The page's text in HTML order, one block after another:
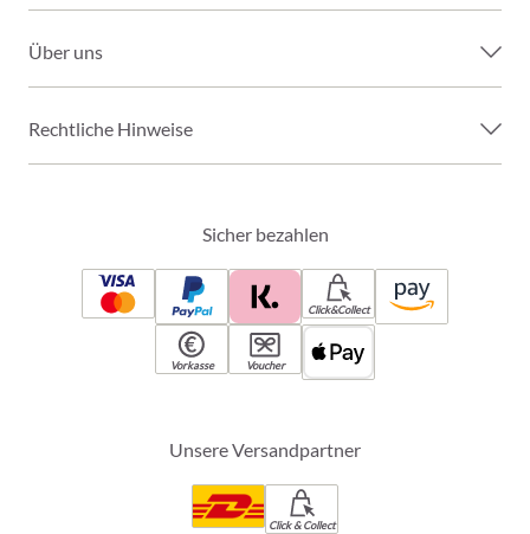
Über uns
Rechtliche Hinweise
Sicher bezahlen
Click&Collect
Vorkasse Voucher
Unsere Versandpartner
Click & Collect